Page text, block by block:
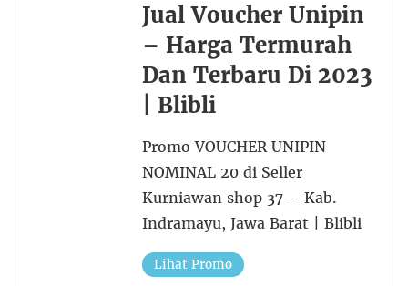
Jual Voucher Unipin
– Harga Termurah
Dan Terbaru Di 2023
| Blibli
Promo VOUCHER UNIPIN
NOMINAL 20 di Seller
Kurniawan shop 37 – Kab.
Indramayu, Jawa Barat | Blibli
Lihat Promo